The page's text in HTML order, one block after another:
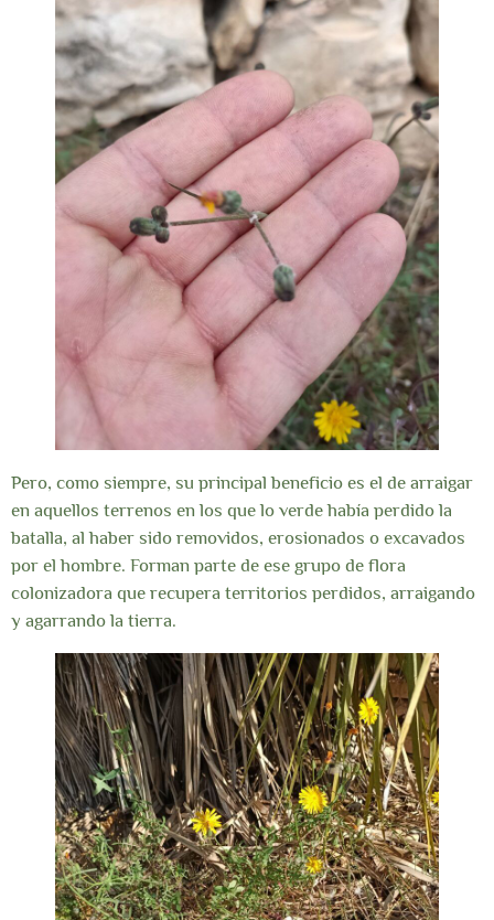
Pero, como siempre, su principal beneficio es el de arraigar
en aquellos terrenos en los que lo verde había perdido la
batalla, al haber sido removidos, erosionados o excavados
por el hombre. Forman parte de ese grupo de flora
colonizadora que recupera territorios perdidos, arraigando
y agarrando la tierra.